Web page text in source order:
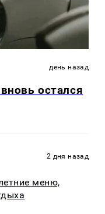
день назад
остался
2 дня назад
меню,